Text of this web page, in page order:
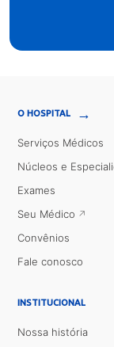
O HOSPITAL →
Serviços Médicos
Núcleos e
Exames
Seu Médico
Convênios
Fale conosco
INSTITUCIONAL
Nossa história